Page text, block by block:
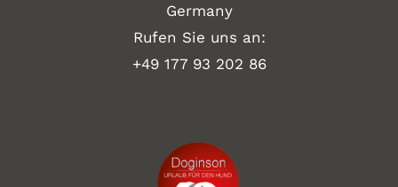
Germany
Rufen Sie uns an:
+49 177 93 202 86